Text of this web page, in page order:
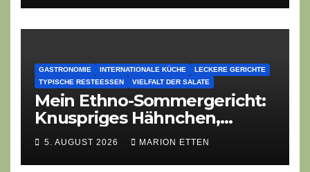
GASTRONOMIE INTERNATIONALE KÜCHE
LECKERE GERICHTE
TYPISCHE RESTEESSEN
VIELFALT DER SALATE
Mein Ethno-Sommergericht:
Knuspriges Hähnchen,
Lauch-Rührei, Salat
5. AUGUST 2026 MARION ETTEN